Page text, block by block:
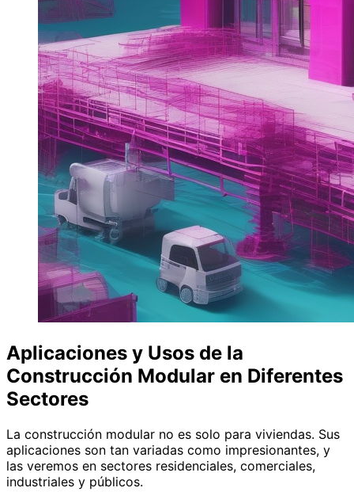
Aplicaciones y Usos de la
Construcción Modular en Diferentes
Sectores
La construcción modular no es solo para viviendas. Sus
aplicaciones son tan variadas como impresionantes, y
las veremos en sectores residenciales, comerciales,
industriales y públicos.